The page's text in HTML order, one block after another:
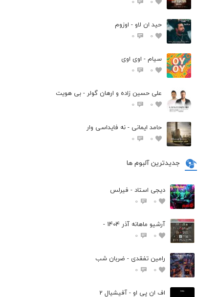
حید ان لاو - اوزوم
0
0
سیام - اوی اوی
0
0
علی حسین زاده و ارهان گولر - بی هویت
0
0
حامد ایمانی - نه فایداسی وار
0
0
جدیدترین آلبوم ها
دیجی استاد - فیرلس
0
0
آرشیو ماهانه آذر 1404 -
0
0
رامین تفقدی - ضربان شب
0
0
اف ان پی او - آفیشیال 2